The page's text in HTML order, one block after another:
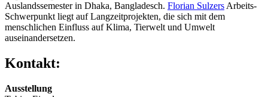
Auslandssemester in Dhaka, Bangladesch. Florian Sulzers Arbeits-
Schwerpunkt liegt auf Langzeitprojekten, die sich mit dem
menschlichen Einfluss auf Klima, Tierwelt und Umwelt
auseinandersetzen.
Kontakt:
Ausstellung